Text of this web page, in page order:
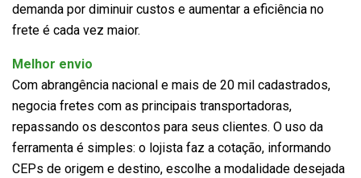
demanda por diminuir custos e aumentar a eficiência no
frete é cada vez maior.
Melhor envio
Com abrangência nacional e mais de 20 mil cadastrados,
negocia fretes com as principais transportadoras,
repassando os descontos para seus clientes. O uso da
ferramenta é simples: o lojista faz a cotação, informando
CEPs de origem e destino, escolhe a modalidade desejada